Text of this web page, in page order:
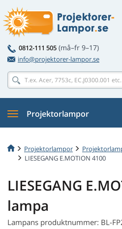
0812-111 505 (må–fr 9–17)
info@projektorer-lampor.se
Projektorlampor
Projektorlampor
LIESEGANG E.MOTION 4100
LIESEGANG
lampa
Lampans produktnummer: BL-